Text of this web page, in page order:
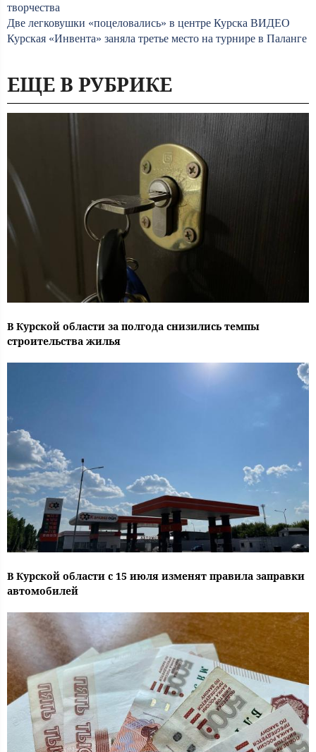
творчества
Две легковушки «поцеловались» в центре Курска ВИДЕО
Курская «Инвента» заняла третье место на турнире в Паланге
ЕЩЕ В РУБРИКЕ
В Курской области за полгода снизились темпы
строительства жилья
В Курской области с 15 июля изменят правила заправки
автомобилей